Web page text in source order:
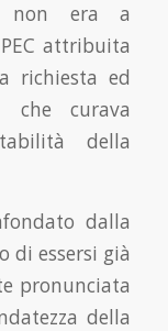
non era a
attribuita
richiesta ed
che curava
della
dalla
di essersi già
pronunciata
della